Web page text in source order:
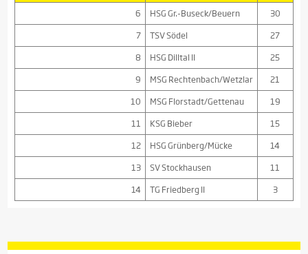
6
HSG Gr.-Buseck/Beuern
30
7
TSV Södel
27
8
HSG Dilltal II
25
9
MSG Rechtenbach/Wetzlar
21
10
MSG Florstadt/Gettenau
19
11
KSG Bieber
15
12
HSG Grünberg/Mücke
14
13
SV Stockhausen
11
14
TG Friedberg II 3